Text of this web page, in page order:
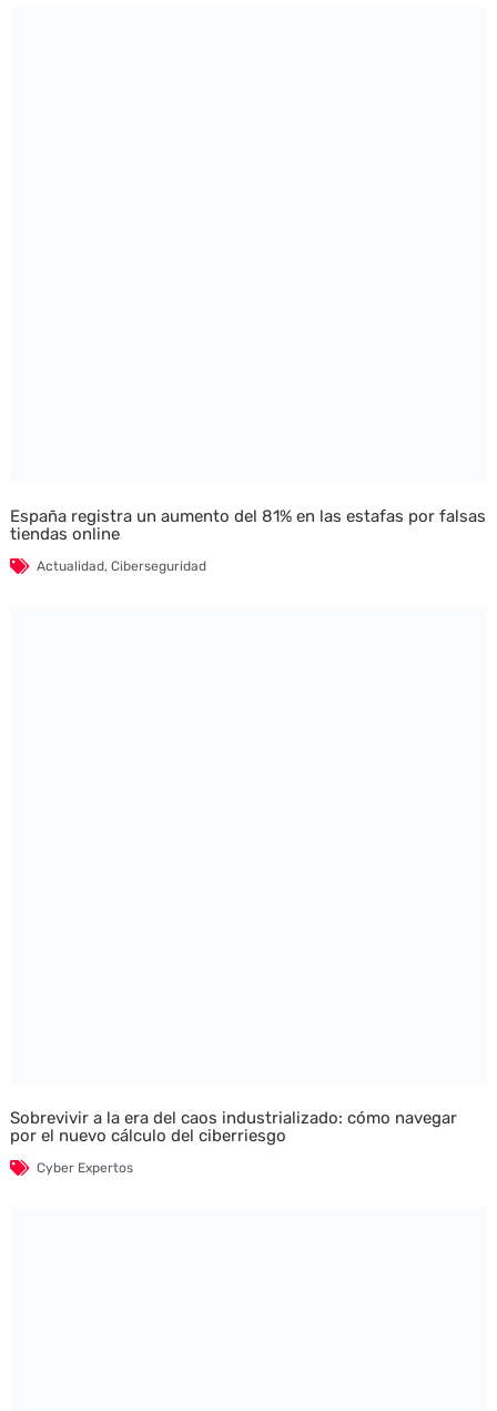
España registra un aumento del 81% en las estafas por falsas
tiendas online
Actualidad, Ciberseguridad
Sobrevivir a la era del caos industrializado: cómo navegar
por el nuevo cálculo del ciberriesgo
Cyber Expertos